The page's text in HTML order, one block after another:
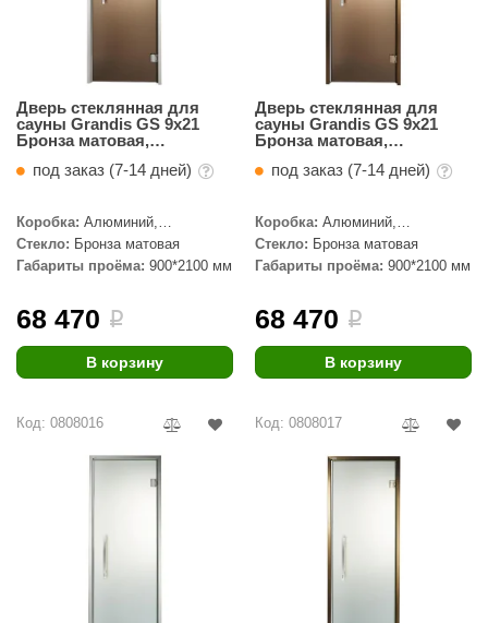
Дверь стеклянная для
сауны Grandis GS 9x21
Бронза матовая,
под заказ (7-14 дней)
Коробка: Алюминий,
Серебристый профиль
Стекло: Бронза матовая
Габариты проёма: 900*2100 мм
68 470 i
В корзину
Дверь стеклянная для
сауны Grandis GS 9x21
Бронза матовая,
под заказ (7-14 дней)
Коробка: Алюминий,
Бронзовый профиль
Стекло: Бронза матовая
Габариты проёма: 900*2100 мм
68 470 i
В корзину
Код: 0808016 Код: 0808017